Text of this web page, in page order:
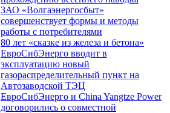
ЗАО «Волгаэнергосбыт»
совершенствует формы и методы
работы с потребителями
80 лет «сказке из железа и бетона»
ЕвроСибЭнерго вводит в
эксплуатацию новый
газораспределительный пункт на
Автозаводской ТЭЦ
ЕвроСибЭнерго и China Yangtze Power
договорились о совместной